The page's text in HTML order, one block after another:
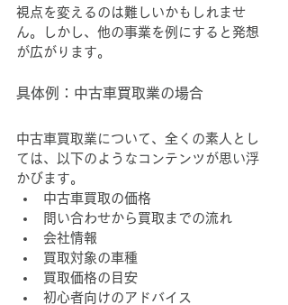
視点を変えるのは難しいかもしれませ
ん。しかし、他の事業を例にすると発想
が広がります。
具体例：中古車買取業の場合
中古車買取業について、全くの素人とし
ては、以下のようなコンテンツが思い浮
かびます。
中古車買取の価格
問い合わせから買取までの流れ
会社情報
買取対象の車種
買取価格の目安
初心者向けのアドバイス